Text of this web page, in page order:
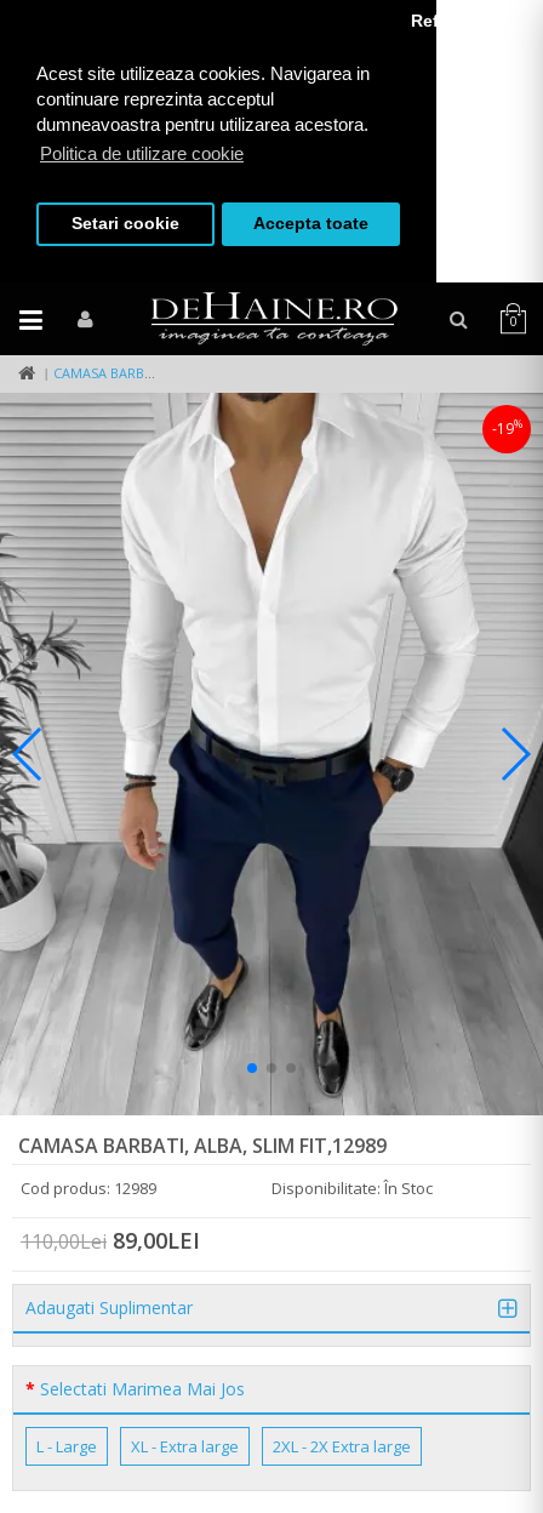
Acest site utilizeaza cookies. Navigarea in
continuare reprezinta acceptul
dumneavoastra pentru utilizarea acestora.
Politica de utilizare cookie
Refuza toate
Setari cookie Accepta toate
0
CAMASA BARBATI, ALBA, SLIM FIT,12989
-19%
CAMASA BARBATI, ALBA, SLIM FIT,12989
Cod produs: 12989 Disponibilitate: În Stoc
110,00Lei 89,00LEI
Adaugati Suplimentar
Selectati Marimea Mai Jos
L - Large XL - Extra large 2XL - 2X Extra large